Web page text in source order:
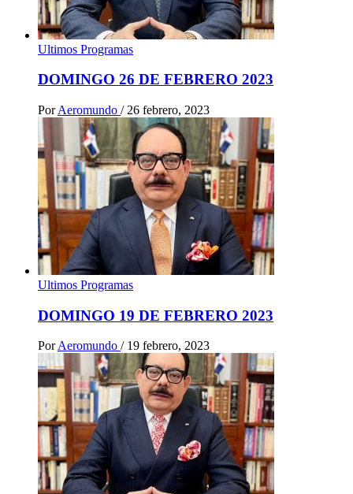
Ultimos Programas
DOMINGO 26 DE FEBRERO 2023
Por Aeromundo / 26 febrero, 2023
Ultimos Programas
DOMINGO 19 DE FEBRERO 2023
PorAeromundo / 19 febrero, 2023